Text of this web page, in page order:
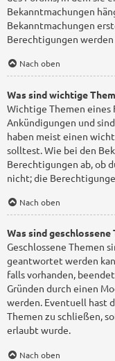
Bekanntmachungen
Bekanntmachungen
Berechtigungen
Nach oben
Was sind wichtige
Wichtige Themen eines
Ankündigungen und
haben meist einen
solltest. Wie bei den
Berechtigungen ab, ob
nicht; die
Nach oben
Was sind geschlossene
Geschlossene Themen
geantwortet werden
falls vorhanden,
Gründen durch einen
werden. Eventuell hast
Themen zu schließen,
erlaubt wurde.
Nach oben